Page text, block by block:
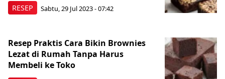
RESEP Sabtu, 29 Jul 2023 - 07:42
Resep Praktis Cara Bikin Brownies
Lezat di Rumah Tanpa Harus
Membeli ke Toko